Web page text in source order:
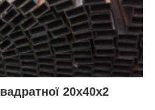
20х40х2